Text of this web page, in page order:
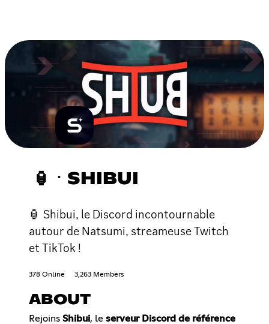
🏮ㆍSHIBUI
🏮 Shibui, le Discord incontournable
autour de Natsumi, streameuse Twitch
et TikTok !
378 Online 3,263 Members
ABOUT
Rejoins Shibui, le serveur Discord de référence